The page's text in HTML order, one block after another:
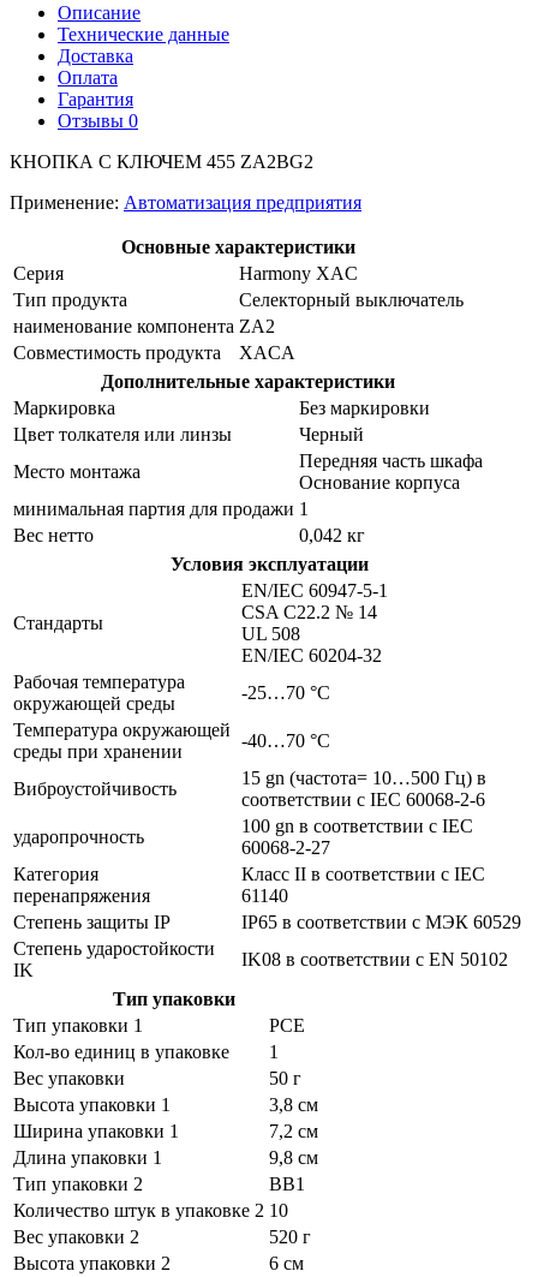
Описание
Технические данные
Доставка
Оплата
Гарантия
Отзывы 0
КНОПКА С КЛЮЧЕМ 455 ZA2BG2
Применение: Автоматизация предприятия
Основные характеристики
Серия
Harmony XAC
Тип продукта
Селекторный выключатель
наименование компонента ZA2
Совместимость продукта
XACA
Дополнительные характеристики
Маркировка
Без маркировки
Цвет толкателя или линзы
Черный
Место монтажа
Передняя часть шкафа
Основание корпуса
минимальная партия для продажи 1
Вес нетто
0,042 кг
Условия эксплуатации
Стандарты
EN/IEC 60947-5-1
CSA C22.2 № 14
UL 508
EN/IEC 60204-32
Рабочая температура
окружающей среды
-25…70 °C
Температура окружающей
среды при хранении
-40…70 °C
Виброустойчивость
15 gn (частота= 10…500 Гц) в
соответствии с IEC 60068-2-6
ударопрочность
100 gn в соответствии с IEC
60068-2-27
Категория
перенапряжения
Класс II в соответствии с IEC
61140
Степень защиты IP
IP65 в соответствии с МЭК 60529
Степень ударостойкости
IK
IK08 в соответствии с EN 50102
Тип упаковки
Тип упаковки 1
PCE
Кол-во единиц в упаковке
1
Вес упаковки
50 г
Высота упаковки 1
3,8 см
Ширина упаковки 1
7,2 см
Длина упаковки 1
9,8 см
Тип упаковки 2
BB1
Количество штук в упаковке 2 10
Вес упаковки 2
520 г
Высота упаковки 2
6 см